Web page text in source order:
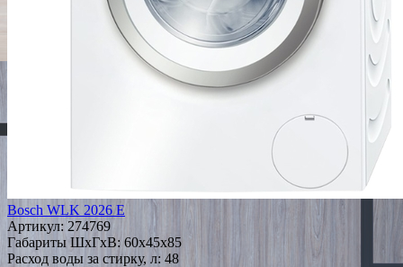
Bosch WLK 2026 E
Артикул: 274769
Габариты ШxГxВ: 60x45x85
Расход воды за стирку, л: 48